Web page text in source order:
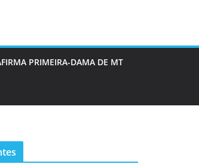
PRIMEIRA-DAMA DE MT